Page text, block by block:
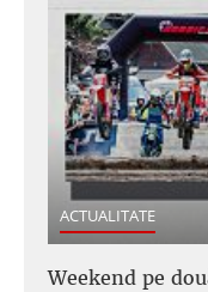
ACTUALITATE
Weekend pe